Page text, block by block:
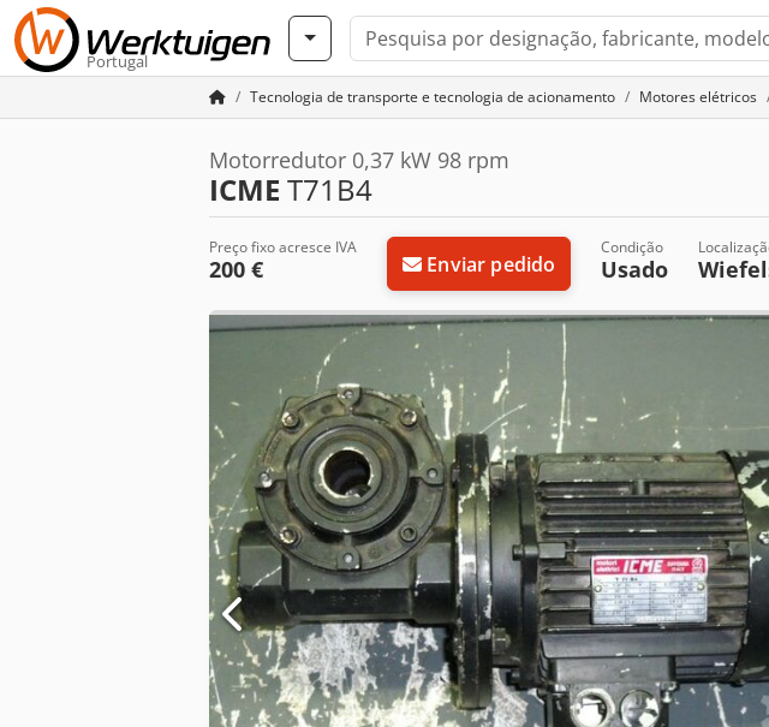
Portugal
Tecnologia de transporte e tecnologia de acionamento Motores elétricos
Motorredutor 0,37 kW 98 rpm
ICME T71B4
Preço fixo acresce IVA
200 € Enviar pedido
Condição
Usado